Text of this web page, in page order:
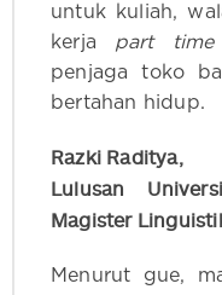
untuk kuliah,
kerja part time
penjaga toko
bertahan hidup.
Razki Raditya,
Lulusan
Magister
Menurut gue,